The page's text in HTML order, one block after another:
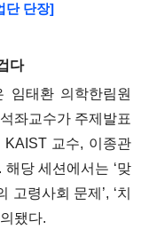
단 단장]
다
임태환 의학한림원
좌교수가 주제발표
KAIST 교수, 이종관
. 해당 세션에서는 ‘맞
고령사회 문제 ’, ‘치
됐다.